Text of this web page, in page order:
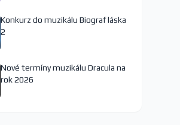
Konkurz do muzikálu Biograf láska
2
Nové termíny muzikálu Dracula na
rok 2026